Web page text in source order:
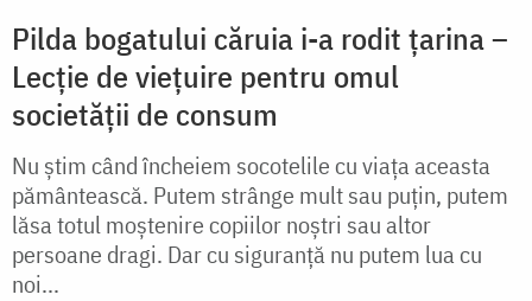
Pilda bogatului căruia i-a rodit țarina –
Lecție de viețuire pentru omul
societății de consum
Nu știm când încheiem socotelile cu viața aceasta
pământească. Putem strânge mult sau puțin, putem
lăsa totul moștenire copiilor noștri sau altor
persoane dragi. Dar cu siguranță nu putem lua cu
noi...